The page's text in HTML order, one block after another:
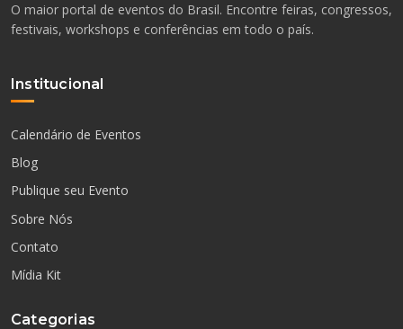
O maior portal de eventos do Brasil. Encontre feiras, congressos,
festivais, workshops e conferências em todo o país.
Institucional
Calendário de Eventos
Blog
Publique seu Evento
Sobre Nós
Contato
Mídia Kit
Categorias